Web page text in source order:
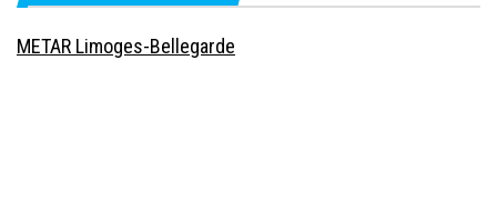
METAR Limoges-Bellegarde